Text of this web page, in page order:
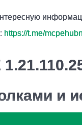
https://t.me/
и
подзорной
PE?